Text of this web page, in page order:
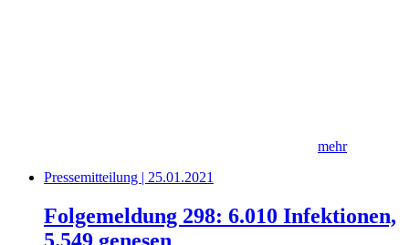
mehr
Pressemitteilung | 25.01.2021
Folgemeldung 298: 6.010 Infektionen,
5.549 genesen